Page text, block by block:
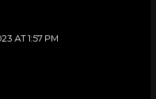
AT 1:57 PM